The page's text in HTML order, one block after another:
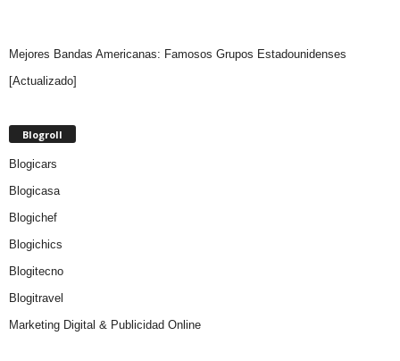
Mejores Bandas Americanas: Famosos Grupos Estadounidenses
[Actualizado]
Blogroll
Blogicars
Blogicasa
Blogichef
Blogichics
Blogitecno
Blogitravel
Marketing Digital & Publicidad Online